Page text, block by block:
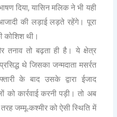
दिया, यासिन मलिक ने भी यही
की लड़ाई लड़ते रहेंगे। पूरा
कोशिश थी।
तनाव तो बढ़ता ही है। ये क्षेत्र
थे जिसका जन्मदाता मसर्रत
के बाद उसके द्वारा ईजाद
को कार्रवाई करनी पड़ी। तो अब
जम्मू-कश्मीर को ऐसी स्थिति में